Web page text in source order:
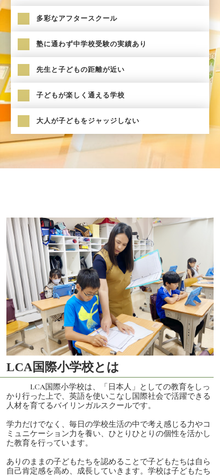
多彩なアフタースクール
塾に通わず中学校受験の実績あり
先生と子どもの距離が近い
子どもが楽しく通える学校
大人が子どもをジャッジしない
LCA国際小学校とは
LCA国際小学校は、「日本人」としての教育をしっ
かり行った上で、英語を使いこなし国際社会で活躍できる
人材を育てるバイリンガルスクールです。
学力だけでなく、毎日の学校生活の中で考え感じる力やコ
ミュニケーション力を養い、ひとりひとりの個性を活かし
た教育を行っています。
ありのままの子どもたちを認めることで子どもたちは自ら
自己肯定感を高め、成長していきます。学校は子どもたち